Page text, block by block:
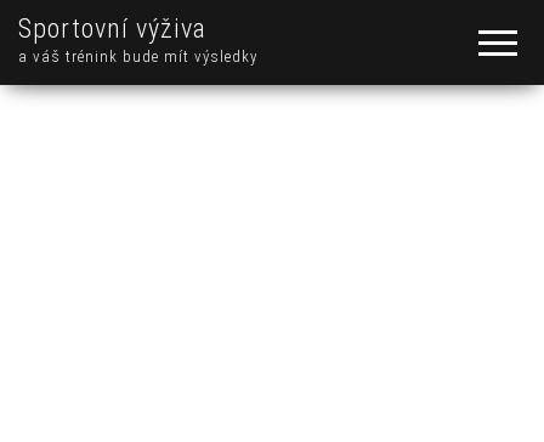
Sportovní výživa
a váš trénink bude mít výsledky